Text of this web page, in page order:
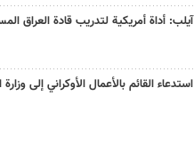
آيلب: أداة أمريكية لتدريب قادة العراق
استدعاء القائم بالأعمال الأوكراني إلى